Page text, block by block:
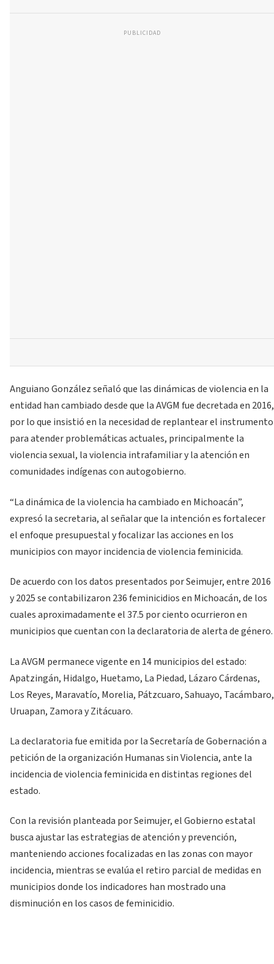
PUBLICIDAD
Anguiano González señaló que las dinámicas de violencia en la
entidad han cambiado desde que la AVGM fue decretada en 2016,
por lo que insistió en la necesidad de replantear el instrumento
para atender problemáticas actuales, principalmente la
violencia sexual, la violencia intrafamiliar y la atención en
comunidades indígenas con autogobierno.
“La dinámica de la violencia ha cambiado en Michoacán”,
expresó la secretaria, al señalar que la intención es fortalecer
el enfoque presupuestal y focalizar las acciones en los
municipios con mayor incidencia de violencia feminicida.
De acuerdo con los datos presentados por Seimujer, entre 2016
y 2025 se contabilizaron 236 feminicidios en Michoacán, de los
cuales aproximadamente el 37.5 por ciento ocurrieron en
municipios que cuentan con la declaratoria de alerta de género.
La AVGM permanece vigente en 14 municipios del estado:
Apatzingán, Hidalgo, Huetamo, La Piedad, Lázaro Cárdenas,
Los Reyes, Maravatío, Morelia, Pátzcuaro, Sahuayo, Tacámbaro,
Uruapan, Zamora y Zitácuaro.
La declaratoria fue emitida por la Secretaría de Gobernación a
petición de la organización Humanas sin Violencia, ante la
incidencia de violencia feminicida en distintas regiones del
estado.
Con la revisión planteada por Seimujer, el Gobierno estatal
busca ajustar las estrategias de atención y prevención,
manteniendo acciones focalizadas en las zonas con mayor
incidencia, mientras se evalúa el retiro parcial de medidas en
municipios donde los indicadores han mostrado una
disminución en los casos de feminicidio.